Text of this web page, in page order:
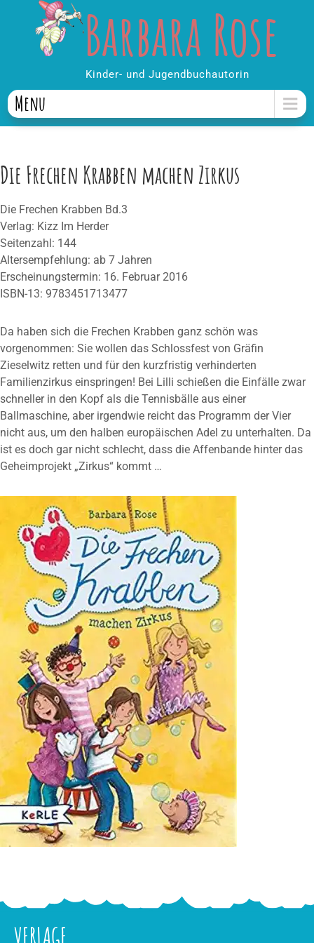
Barbara Rose
Kinder- und Jugendbuchautorin
Menu
Die Frechen Krabben machen Zirkus
Die Frechen Krabben Bd.3
Verlag: Kizz Im Herder
Seitenzahl: 144
Altersempfehlung: ab 7 Jahren
Erscheinungstermin: 16. Februar 2016
ISBN-13: 9783451713477
Da haben sich die Frechen Krabben ganz schön was
vorgenommen: Sie wollen das Schlossfest von Gräfin
Zieselwitz retten und für den kurzfristig verhinderten
Familienzirkus einspringen! Bei Lilli schießen die Einfälle zwar
schneller in den Kopf als die Tennisbälle aus einer
Ballmaschine, aber irgendwie reicht das Programm der Vier
nicht aus, um den halben europäischen Adel zu unterhalten. Da
ist es doch gar nicht schlecht, dass die Affenbande hinter das
Geheimprojekt „Zirkus“ kommt …
VERLAGE